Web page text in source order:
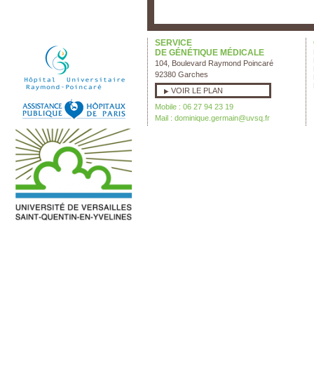
SERVICE
DE GÉNÉTIQUE MÉDICALE
104, Boulevard Raymond Poincaré
92380 Garches
VOIR LE PLAN
Mobile : 06 27 94 23 19
Mail : dominique.germain@uvsq.fr